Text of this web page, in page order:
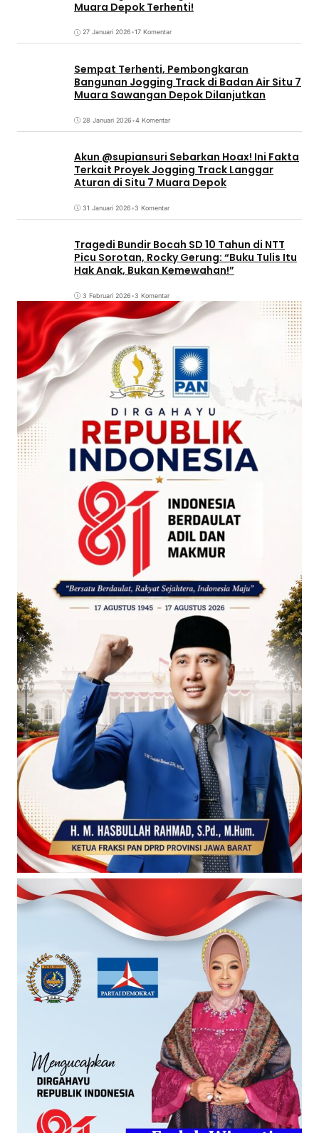
Muara Depok Terhenti!
27 Januari 2026•17 Komentar
Sempat Terhenti, Pembongkaran
Bangunan Jogging Track di Badan Air Situ 7
Muara Sawangan Depok Dilanjutkan
28 Januari 2026•4 Komentar
Akun @supiansuri Sebarkan Hoax! Ini Fakta
Terkait Proyek Jogging Track Langgar
Aturan di Situ 7 Muara Depok
31 Januari 2026•3 Komentar
Tragedi Bundir Bocah SD 10 Tahun di NTT
Picu Sorotan, Rocky Gerung: “Buku Tulis Itu
Hak Anak, Bukan Kemewahan!”
3 Februari 2026•3 Komentar